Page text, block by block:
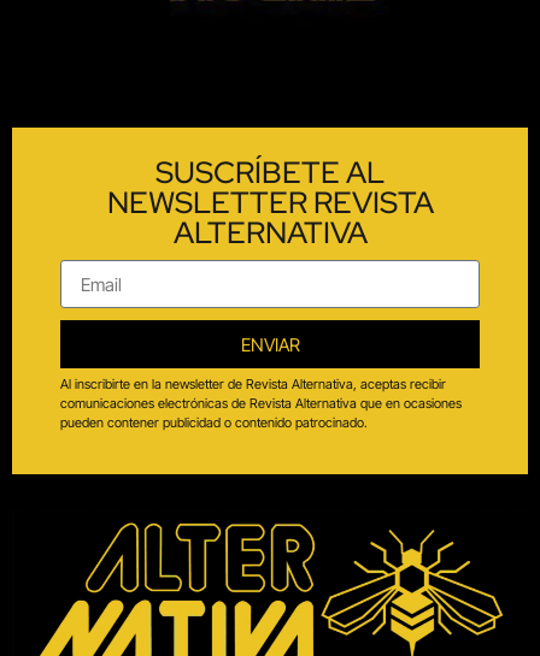
SUSCRÍBETE AL
NEWSLETTER REVISTA
ALTERNATIVA
ENVIAR
Al inscribirte en la newsletter de Revista Alternativa, aceptas recibir
comunicaciones electrónicas de Revista Alternativa que en ocasiones
pueden contener publicidad o contenido patrocinado.